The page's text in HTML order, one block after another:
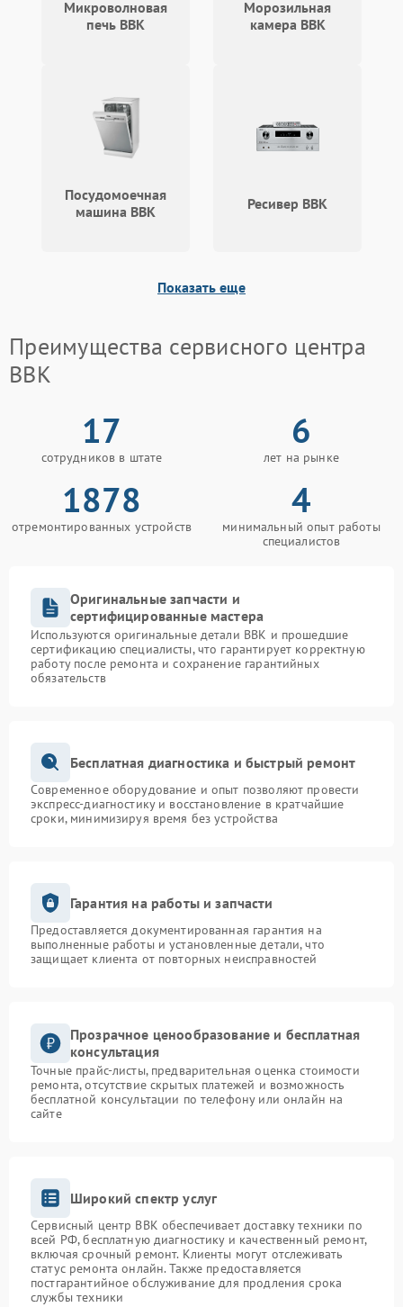
Микроволновая
печь BBK
Морозильная
камера BBK
Посудомоечная
машина BBK
Ресивер BBK
Показать еще
Преимущества сервисного центра
BBK
17
сотрудников в штате
6
лет на рынке
1878
отремонтированных устройств
4
минимальный опыт работы
специалистов
Оригинальные запчасти и
сертифицированные мастера
Используются оригинальные детали BBK и прошедшие
сертификацию специалисты, что гарантирует корректную
работу после ремонта и сохранение гарантийных
обязательств
Бесплатная диагностика и быстрый ремонт
Современное оборудование и опыт позволяют провести
экспресс-диагностику и восстановление в кратчайшие
сроки, минимизируя время без устройства
Гарантия на работы и запчасти
Предоставляется документированная гарантия на
выполненные работы и установленные детали, что
защищает клиента от повторных неисправностей
Прозрачное ценообразование и бесплатная
консультация
Точные прайс-листы, предварительная оценка стоимости
ремонта, отсутствие скрытых платежей и возможность
бесплатной консультации по телефону или онлайн на
сайте
Широкий спектр услуг
Сервисный центр BBK обеспечивает доставку техники по
всей РФ, бесплатную диагностику и качественный ремонт,
включая срочный ремонт. Клиенты могут отслеживать
статус ремонта онлайн. Также предоставляется
постгарантийное обслуживание для продления срока
службы техники